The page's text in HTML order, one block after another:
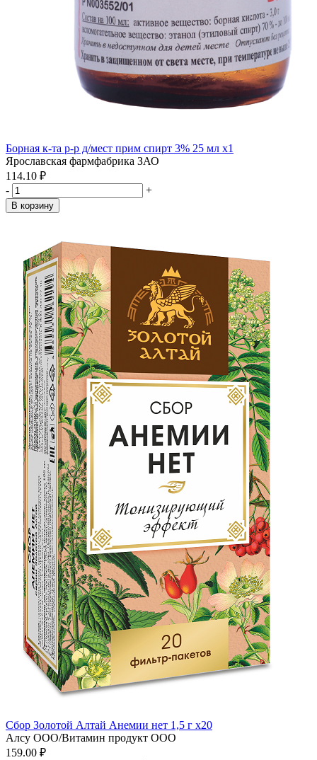
Борная к-та р-р д/мест прим спирт 3% 25 мл x1
Ярославская фармфабрика ЗАО
114.10 ₽
-
+
В корзину
Сбор Золотой Алтай Анемии нет 1,5 г x20
Алсу ООО/Витамин продукт ООО
159.00 ₽